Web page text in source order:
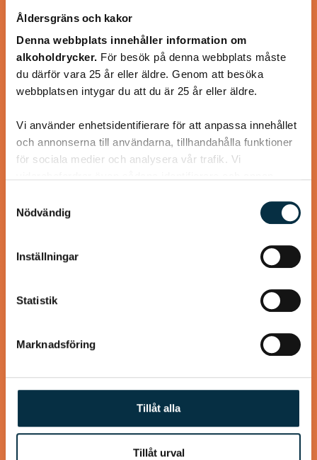
Åldersgräns och kakor
Denna webbplats innehåller information om
alkoholdrycker. För besök på denna webbplats måste
du därför vara 25 år eller äldre. Genom att besöka
webbplatsen intygar du att du är 25 år eller äldre.
Vi använder enhetsidentifierare för att anpassa innehållet
och annonserna till användarna, tillhandahålla funktioner
för sociala medier och analysera vår trafik. Vi
annons- och analysföretag som vi samarbetar med.
Dessa kan i sin tur kombinera informationen med annan
information som du har tillhandahållit eller som de har
samlat in när du har använt deras tjänster.
Nödvändig
Inställningar
Statistik
Marknadsföring
Tillåt alla
Tillåt urval
Paleo: Kycklinggryta med
mango och mandelsmör
Smarrigt! Jag bytte ut persiljan mot koriander och
Pappardelle med ragù di manzo
Gott även med ris eller potatis(mos)